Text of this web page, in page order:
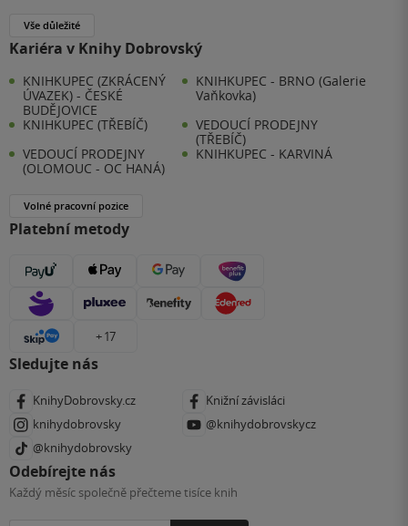
Vše důležité
Kariéra v Knihy Dobrovský
KNIHKUPEC (ZKRÁCENÝ
ÚVAZEK) - ČESKÉ
BUDĚJOVICE
KNIHKUPEC - BRNO (Galerie
Vaňkovka)
KNIHKUPEC (TŘEBÍČ)
VEDOUCÍ PRODEJNY
(TŘEBÍČ)
VEDOUCÍ PRODEJNY
(OLOMOUC - OC HANÁ)
KNIHKUPEC - KARVINÁ
Volné pracovní pozice
Platební metody
+ 17
Sledujte nás
KnihyDobrovsky.cz
Knižní závisláci
knihydobrovsky
@knihydobrovskycz
@knihydobrovsky
Odebírejte nás
Každý měsíc společně přečteme tisíce knih